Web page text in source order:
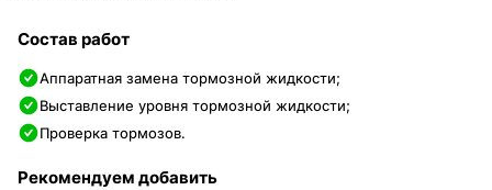
Состав работ
Аппаратная замена тормозной жидкости;
Выставление уровня тормозной жидкости;
Проверка тормозов.
Рекомендуем добавить